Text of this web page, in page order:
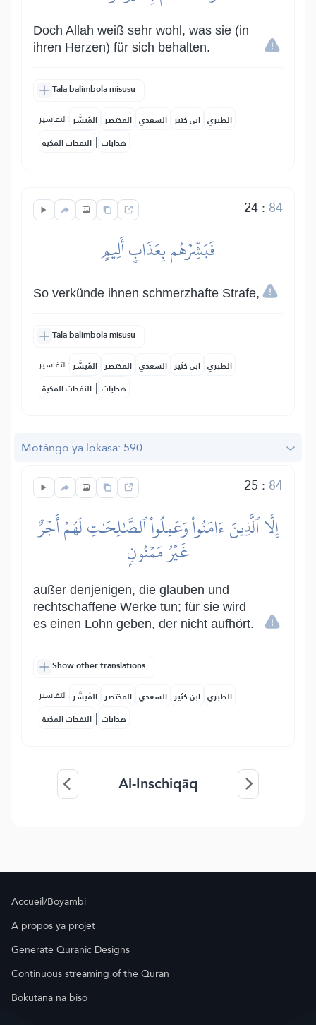
Doch Allah weiß sehr wohl, was sie (in
ihren Herzen) für sich behalten.
Tala balimbola misusu
التفاسير: المُيسَّر المختصر السعدي ابن كثير الطبري
النفحات المكية | هدايات
24: 84
فَبَشِّرۡهُم بِعَذَابٍ أَلِيمٍ
So verkünde ihnen schmerzhafte Strafe,
Tala balimbola misusu
التفاسير: المُيسَّر المختصر السعدي ابن كثير الطبري
النفحات المكية | هدايات
Motángo ya lokasa: 590
25 : 84
إِلَّا ٱلَّذِينَ ءَامَنُواْ وَعَمِلُواْ ٱلصَّٰلِحَٰتِ لَهُمۡ أَجۡرٌ
غَيۡرُ مَمۡنُونِۭ
außer denjenigen, die glauben und
rechtschaffene Werke tun; für sie wird
es einen Lohn geben, der nicht aufhört.
Show other translations
التفاسير: المُيسَّر المختصر السعدي ابن كثير الطبري
النفحات المكية | هدايات
Al-Inschiqāq
Accueil/Boyambi
À propos ya projet
Generate Quranic Designs
Continuous streaming of the Quran
Bokutana na biso